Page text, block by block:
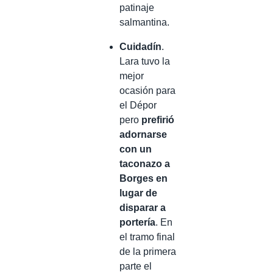
patinaje
salmantina.
Cuidadín.
Lara tuvo la
mejor
ocasión para
el Dépor
pero prefirió
adornarse
con un
taconazo a
Borges en
lugar de
disparar a
portería. En
el tramo final
de la primera
parte el